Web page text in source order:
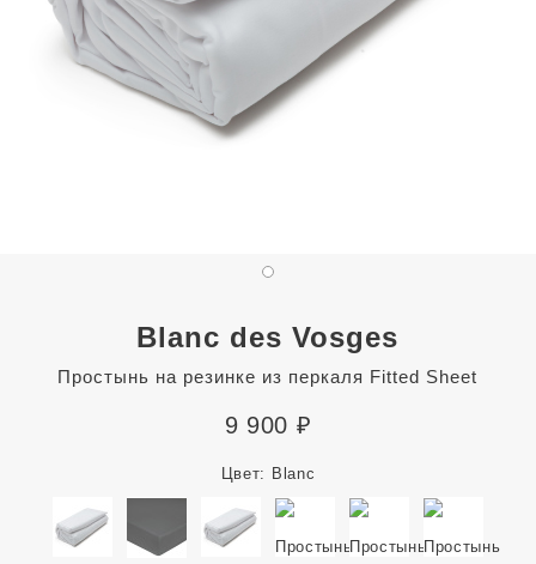
Blanc des Vosges
Простынь на резинке из перкаля Fitted Sheet
9 900 ₽
Цвет: Blanc